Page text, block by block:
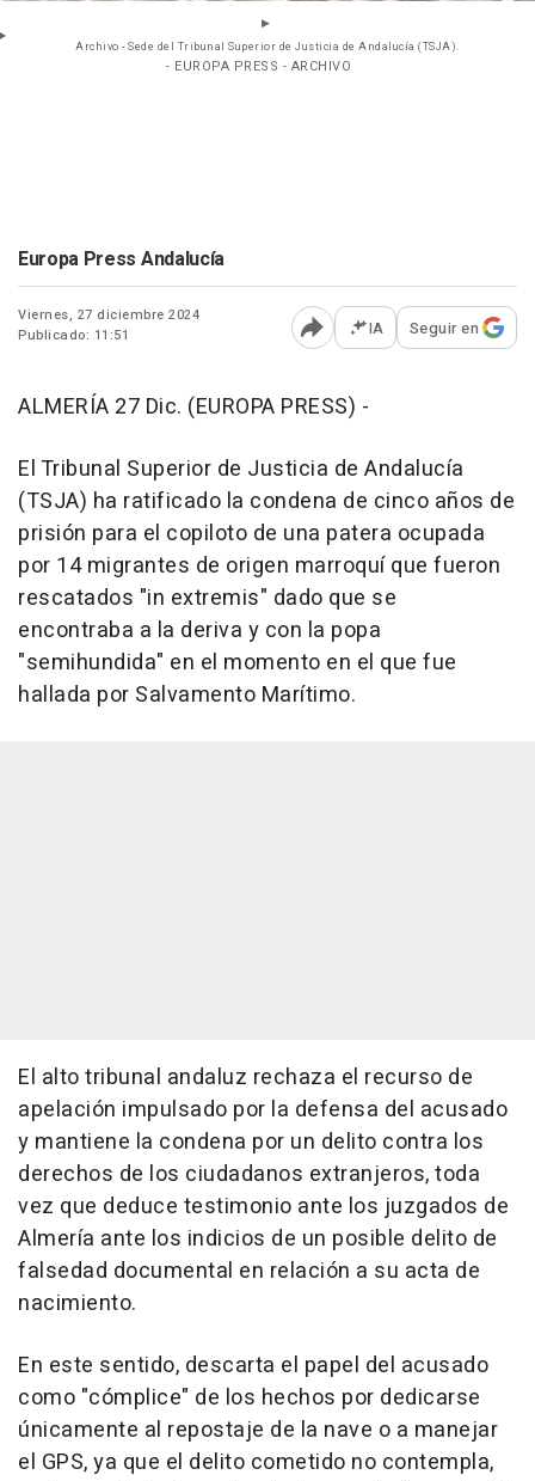
Archivo - Sede del Tribunal Superior de Justicia de Andalucía (TSJA).
- EUROPA PRESS - ARCHIVO
Europa Press Andalucía
Viernes, 27 diciembre 2024
Publicado: 11:51
Abrir opciones para
IA Seguir en
ALMERÍA 27 Dic. (EUROPA PRESS) -
El Tribunal Superior de Justicia de Andalucía
(TSJA) ha ratificado la condena de cinco años de
prisión para el copiloto de una patera ocupada
por 14 migrantes de origen marroquí que fueron
rescatados "in extremis" dado que se
encontraba a la deriva y con la popa
"semihundida" en el momento en el que fue
hallada por Salvamento Marítimo.
El alto tribunal andaluz rechaza el recurso de
apelación impulsado por la defensa del acusado
y mantiene la condena por un delito contra los
derechos de los ciudadanos extranjeros, toda
vez que deduce testimonio ante los juzgados de
Almería ante los indicios de un posible delito de
falsedad documental en relación a su acta de
nacimiento.
En este sentido, descarta el papel del acusado
como "cómplice" de los hechos por dedicarse
únicamente al repostaje de la nave o a manejar
el GPS, ya que el delito cometido no contempla,